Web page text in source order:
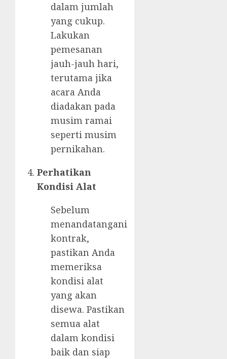
dalam jumlah
yang cukup.
Lakukan
pemesanan
jauh-jauh hari,
terutama jika
acara Anda
diadakan pada
musim ramai
seperti musim
pernikahan.
Perhatikan
Kondisi Alat
Sebelum
menandatangani
kontrak,
pastikan Anda
memeriksa
kondisi alat
yang akan
disewa. Pastikan
semua alat
dalam kondisi
baik dan siap